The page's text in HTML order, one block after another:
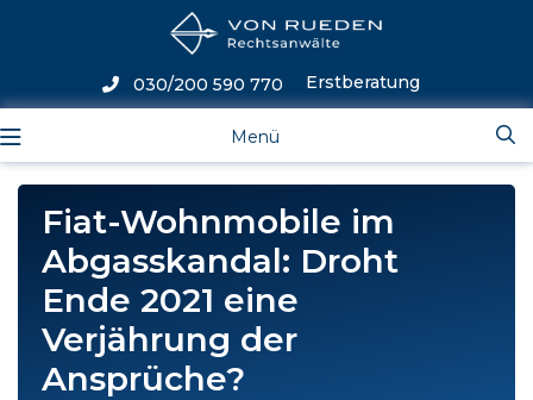
Menü
030/200 590 770 Erstberatung
Fiat-Wohnmobile im
Abgasskandal: Droht
Ende 2021 eine
Verjährung der
Ansprüche?